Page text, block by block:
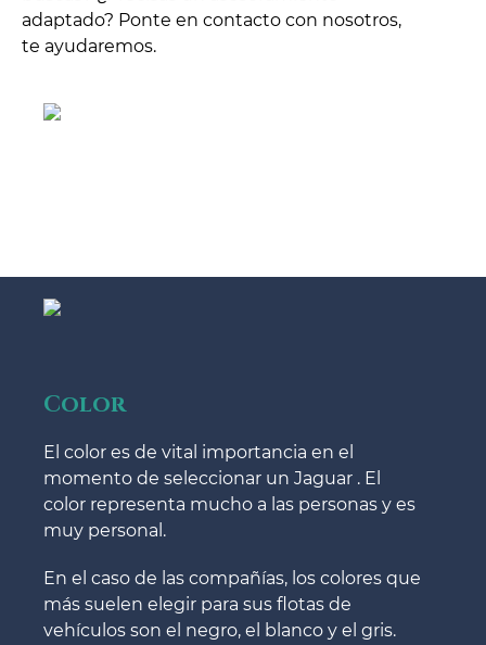
adaptado? Ponte en contacto con nosotros,
te ayudaremos.
Color
El color es de vital importancia en el
momento de seleccionar un Jaguar . El
color representa mucho a las personas y es
muy personal.
En el caso de las compañías, los colores que
más suelen elegir para sus flotas de
vehículos son el negro, el blanco y el gris.